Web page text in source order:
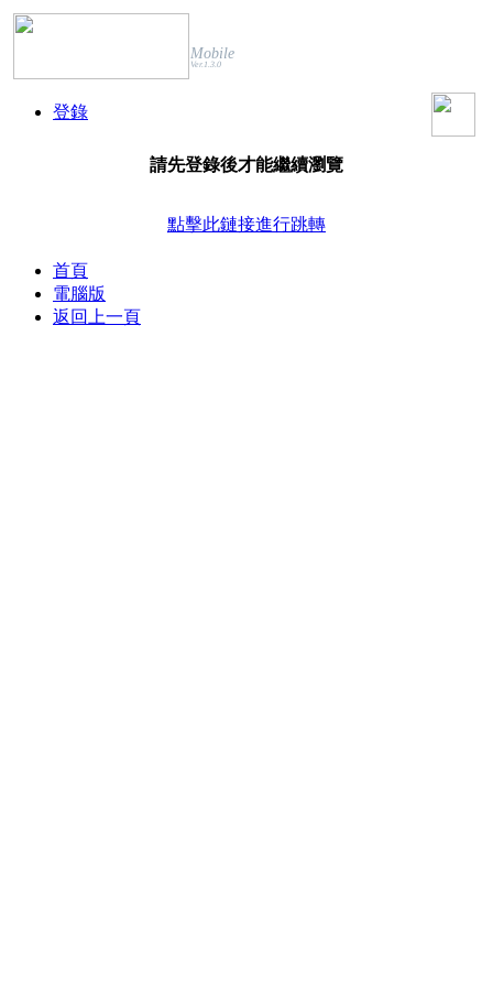
Mobile
Ver.1.3.0
登錄
請先登錄後才能繼續瀏覽
點擊此鏈接進行跳轉
首頁
電腦版
返回上一頁